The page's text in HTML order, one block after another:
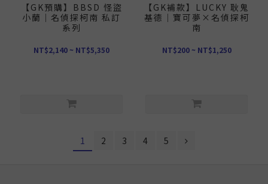
【GK預購】BBSD 怪盜
小蘭｜名偵探柯南 私訂
系列
NT$2,140 ~ NT$5,350
【GK補款】LUCKY 耿鬼
基德｜寶可夢×名偵探柯
南
NT$200 ~ NT$1,250
1 2 3 4 5